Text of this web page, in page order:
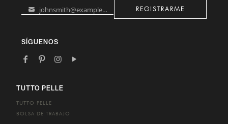
Your johnsmith@example.com REGISTRARME
SÍGUENOS
TUTTO PELLE
TUTTO PELLE
BOLSA DE TRABAJO